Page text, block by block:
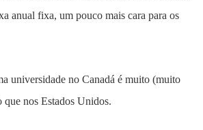
anual fixa, um pouco mais cara para os
universidade no Canadá é muito (muito
que nos Estados Unidos.